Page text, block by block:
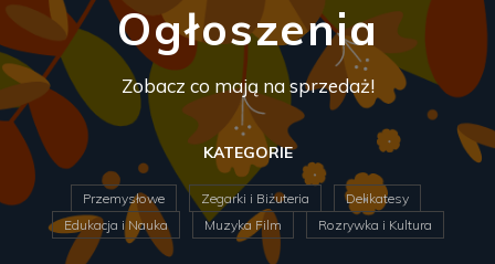
Ogłoszenia
Zobacz co mają na sprzedaż!
KATEGORIE
Przemysłowe Zegarki i Biżuteria
Delikatesy
Edukacja i Nauka
Muzyka Film Rozrywka i Kultura